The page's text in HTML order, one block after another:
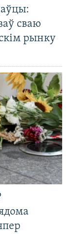
сваю
рынку